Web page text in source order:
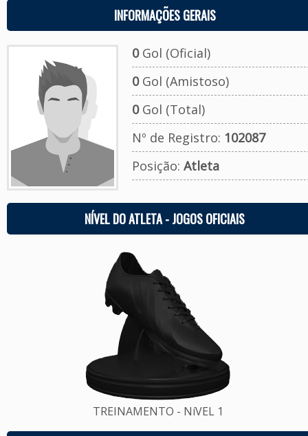
INFORMAÇÕES GERAIS
0Gol (Oficial)
0Gol (Amistoso)
0Gol (Total)
Nº de Registro: 102087
Posição: Atleta
NÍVEL DO ATLETA - JOGOS OFICIAIS
TREINAMENTO - NíVEL 1